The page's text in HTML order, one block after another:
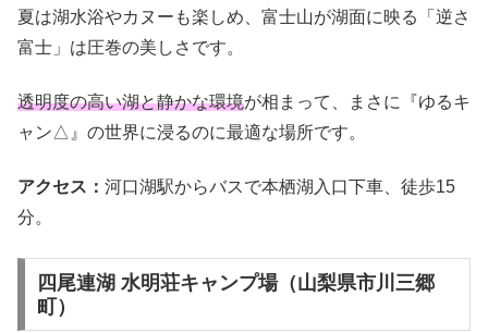
夏は湖水浴やカヌーも楽しめ、富士山が湖面に映る「逆さ
富士」は圧巻の美しさです。
透明度の高い湖と静かな環境が相まって、まさに『ゆるキ
ャン△』の世界に浸るのに最適な場所です。
アクセス： 河口湖駅からバスで本栖湖入口下車、徒歩15
分。
四尾連湖 水明荘キャンプ場（山梨県市川三郷
町）